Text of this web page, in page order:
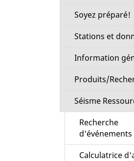
Soyez préparé!
Stations et
Information
Produits/
Séisme
Recherche
d'événements
Calculatrice